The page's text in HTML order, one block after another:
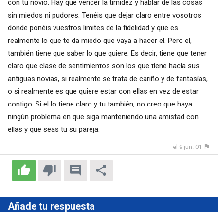
con tu novio. Hay que vencer la timidez y hablar de las cosas
sin miedos ni pudores. Tenéis que dejar claro entre vosotros
donde ponéis vuestros limites de la fidelidad y que es
realmente lo que te da miedo que vaya a hacer el. Pero el,
también tiene que saber lo que quiere. Es decir, tiene que tener
claro que clase de sentimientos son los que tiene hacia sus
antiguas novias, si realmente se trata de cariño y de fantasías,
o si realmente es que quiere estar con ellas en vez de estar
contigo. Si el lo tiene claro y tu también, no creo que haya
ningún problema en que siga manteniendo una amistad con
ellas y que seas tu su pareja.
el 9 jun. 01
Añade tu respuesta